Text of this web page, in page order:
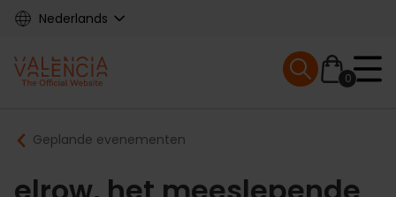
Skip
content
Nederlands
Main
navigation
0
Mobile menu
Breadcrumb
Geplande evenementen